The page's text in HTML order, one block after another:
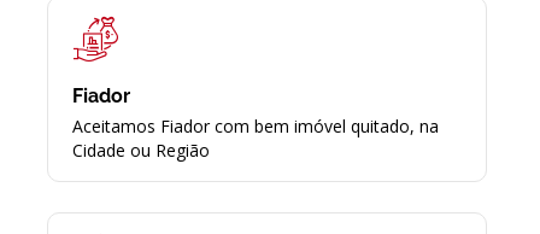
Fiador
Aceitamos Fiador com bem imóvel quitado, na
Cidade ou Região